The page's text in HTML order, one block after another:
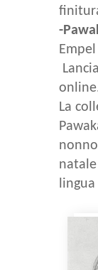
-
La